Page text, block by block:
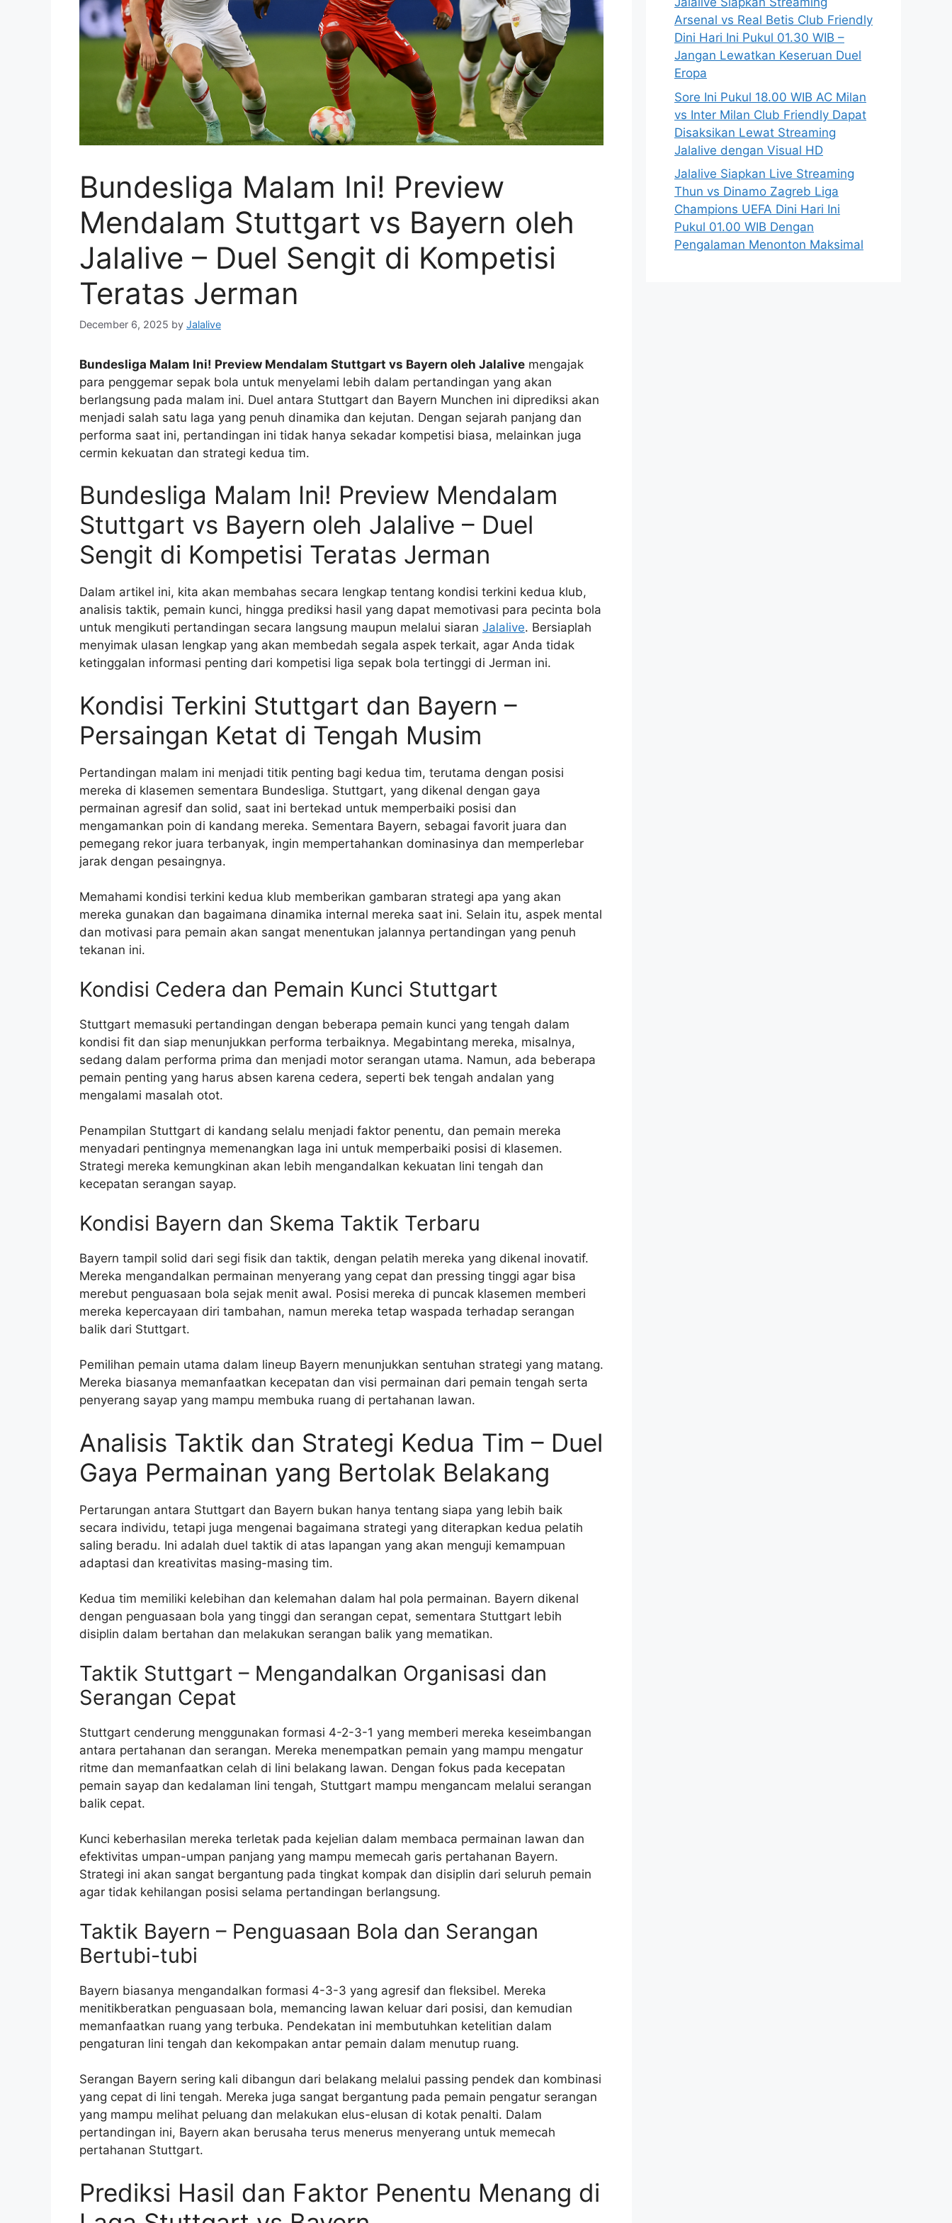
Bundesliga Malam Ini! Preview
Mendalam Stuttgart vs Bayern oleh
Jalalive – Duel Sengit di Kompetisi
Teratas Jerman
December 6, 2025 by Jalalive
Bundesliga Malam Ini! Preview Mendalam Stuttgart vs Bayern oleh Jalalive mengajak
para penggemar sepak bola untuk menyelami lebih dalam pertandingan yang akan
berlangsung pada malam ini. Duel antara Stuttgart dan Bayern Munchen ini diprediksi akan
menjadi salah satu laga yang penuh dinamika dan kejutan. Dengan sejarah panjang dan
performa saat ini, pertandingan ini tidak hanya sekadar kompetisi biasa, melainkan juga
cermin kekuatan dan strategi kedua tim.
Bundesliga Malam Ini! Preview Mendalam
Stuttgart vs Bayern oleh Jalalive – Duel
Sengit di Kompetisi Teratas Jerman
Dalam artikel ini, kita akan membahas secara lengkap tentang kondisi terkini kedua klub,
analisis taktik, pemain kunci, hingga prediksi hasil yang dapat memotivasi para pecinta bola
untuk mengikuti pertandingan secara langsung maupun melalui siaran Jalalive. Bersiaplah
menyimak ulasan lengkap yang akan membedah segala aspek terkait, agar Anda tidak
ketinggalan informasi penting dari kompetisi liga sepak bola tertinggi di Jerman ini.
Kondisi Terkini Stuttgart dan Bayern –
Persaingan Ketat di Tengah Musim
Pertandingan malam ini menjadi titik penting bagi kedua tim, terutama dengan posisi
mereka di klasemen sementara Bundesliga. Stuttgart, yang dikenal dengan gaya
permainan agresif dan solid, saat ini bertekad untuk memperbaiki posisi dan
mengamankan poin di kandang mereka. Sementara Bayern, sebagai favorit juara dan
pemegang rekor juara terbanyak, ingin mempertahankan dominasinya dan memperlebar
jarak dengan pesaingnya.
Memahami kondisi terkini kedua klub memberikan gambaran strategi apa yang akan
mereka gunakan dan bagaimana dinamika internal mereka saat ini. Selain itu, aspek mental
dan motivasi para pemain akan sangat menentukan jalannya pertandingan yang penuh
tekanan ini.
Kondisi Cedera dan Pemain Kunci Stuttgart
Stuttgart memasuki pertandingan dengan beberapa pemain kunci yang tengah dalam
kondisi fit dan siap menunjukkan performa terbaiknya. Megabintang mereka, misalnya,
sedang dalam performa prima dan menjadi motor serangan utama. Namun, ada beberapa
pemain penting yang harus absen karena cedera, seperti bek tengah andalan yang
mengalami masalah otot.
Penampilan Stuttgart di kandang selalu menjadi faktor penentu, dan pemain mereka
menyadari pentingnya memenangkan laga ini untuk memperbaiki posisi di klasemen.
Strategi mereka kemungkinan akan lebih mengandalkan kekuatan lini tengah dan
kecepatan serangan sayap.
Kondisi Bayern dan Skema Taktik Terbaru
Bayern tampil solid dari segi fisik dan taktik, dengan pelatih mereka yang dikenal inovatif.
Mereka mengandalkan permainan menyerang yang cepat dan pressing tinggi agar bisa
merebut penguasaan bola sejak menit awal. Posisi mereka di puncak klasemen memberi
mereka kepercayaan diri tambahan, namun mereka tetap waspada terhadap serangan
balik dari Stuttgart.
Pemilihan pemain utama dalam lineup Bayern menunjukkan sentuhan strategi yang matang.
Mereka biasanya memanfaatkan kecepatan dan visi permainan dari pemain tengah serta
penyerang sayap yang mampu membuka ruang di pertahanan lawan.
Analisis Taktik dan Strategi Kedua Tim – Duel
Gaya Permainan yang Bertolak Belakang
Pertarungan antara Stuttgart dan Bayern bukan hanya tentang siapa yang lebih baik
secara individu, tetapi juga mengenai bagaimana strategi yang diterapkan kedua pelatih
saling beradu. Ini adalah duel taktik di atas lapangan yang akan menguji kemampuan
adaptasi dan kreativitas masing-masing tim.
Kedua tim memiliki kelebihan dan kelemahan dalam hal pola permainan. Bayern dikenal
dengan penguasaan bola yang tinggi dan serangan cepat, sementara Stuttgart lebih
disiplin dalam bertahan dan melakukan serangan balik yang mematikan.
Taktik Stuttgart – Mengandalkan Organisasi dan
Serangan Cepat
Stuttgart cenderung menggunakan formasi 4-2-3-1 yang memberi mereka keseimbangan
antara pertahanan dan serangan. Mereka menempatkan pemain yang mampu mengatur
ritme dan memanfaatkan celah di lini belakang lawan. Dengan fokus pada kecepatan
pemain sayap dan kedalaman lini tengah, Stuttgart mampu mengancam melalui serangan
balik cepat.
Kunci keberhasilan mereka terletak pada kejelian dalam membaca permainan lawan dan
efektivitas umpan-umpan panjang yang mampu memecah garis pertahanan Bayern.
Strategi ini akan sangat bergantung pada tingkat kompak dan disiplin dari seluruh pemain
agar tidak kehilangan posisi selama pertandingan berlangsung.
Taktik Bayern – Penguasaan Bola dan Serangan
Bertubi-tubi
Bayern biasanya mengandalkan formasi 4-3-3 yang agresif dan fleksibel. Mereka
menitikberatkan penguasaan bola, memancing lawan keluar dari posisi, dan kemudian
memanfaatkan ruang yang terbuka. Pendekatan ini membutuhkan ketelitian dalam
pengaturan lini tengah dan kekompakan antar pemain dalam menutup ruang.
Serangan Bayern sering kali dibangun dari belakang melalui passing pendek dan kombinasi
yang cepat di lini tengah. Mereka juga sangat bergantung pada pemain pengatur serangan
yang mampu melihat peluang dan melakukan elus-elusan di kotak penalti. Dalam
pertandingan ini, Bayern akan berusaha terus menerus menyerang untuk memecah
pertahanan Stuttgart.
Prediksi Hasil dan Faktor Penentu Menang di
Arsenal vs Real Betis Club Friendly
Dini Hari Ini Pukul 01.30 WIB –
Jangan Lewatkan Keseruan Duel
Eropa
Sore Ini Pukul 18.00 WIB AC Milan
vs Inter Milan Club Friendly Dapat
Disaksikan Lewat Streaming
Jalalive dengan Visual HD
Jalalive Siapkan Live Streaming
Thun vs Dinamo Zagreb Liga
Champions UEFA Dini Hari Ini
Pukul 01.00 WIB Dengan
Pengalaman Menonton Maksimal